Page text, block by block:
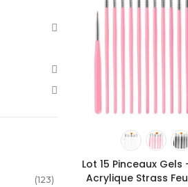
Lot 15 Pinceaux
Acrylique Strass
(123)